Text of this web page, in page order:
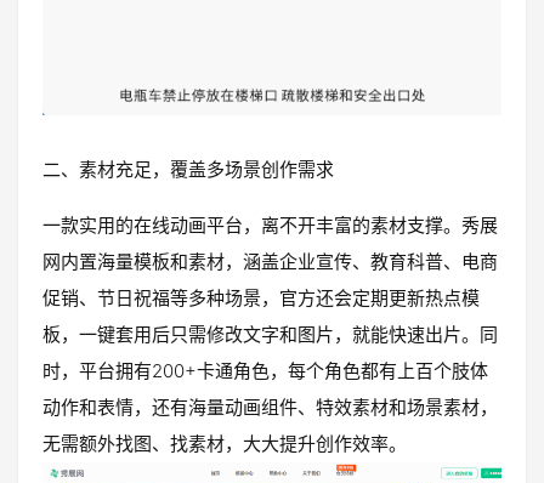
二、素材充足，覆盖多场景创作需求
一款实用的在线动画平台，离不开丰富的素材支撑。秀展
网内置海量模板和素材，涵盖企业宣传、教育科普、电商
促销、节日祝福等多种场景，官方还会定期更新热点模
板，一键套用后只需修改文字和图片，就能快速出片。同
时，平台拥有200+卡通角色，每个角色都有上百个肢体
动作和表情，还有海量动画组件、特效素材和场景素材，
无需额外找图、找素材，大大提升创作效率。